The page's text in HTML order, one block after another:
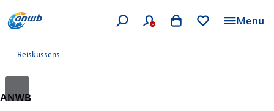
Menu
Reiskussens
ANWB